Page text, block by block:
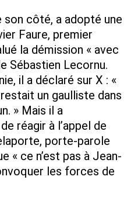
côté, a adopté une
Faure, premier
la démission « avec
Sébastien Lecornu.
il a déclaré sur X : «
un gaulliste dans
» Mais il a
réagir à l’appel de
porte-parole
« ce n’est pas à Jean-
les forces de